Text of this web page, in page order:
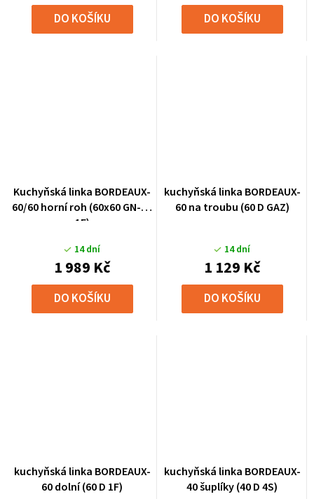
DO KOŠÍKU DO KOŠÍKU
Kuchyňská linka BORDEAUX-
60/60 horní roh (60x60 GN-72
1F)
14 dní
1 989 Kč
DO KOŠÍKU
kuchyňská linka BORDEAUX-
60 na troubu (60 D GAZ)
14 dní
1 129 Kč
DO KOŠÍKU
kuchyňská linka BORDEAUX-
60 dolní (60 D 1F)
kuchyňská linka BORDEAUX-
40 šuplíky (40 D 4S)